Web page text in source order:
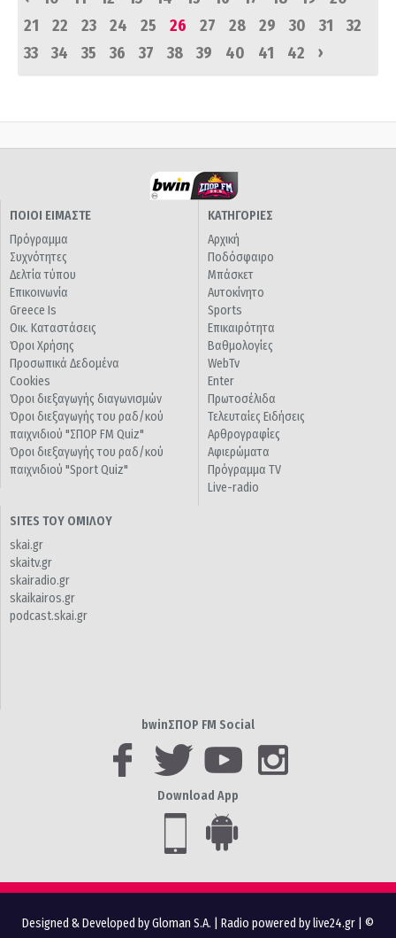
21
22 23 24 25 26 27 28 29 30 31
32
33
34 35 36 37 38 39 40 41 42 ›
ΠΟΙΟΙ ΕΙΜΑΣΤΕ
Πρόγραμμα
Συχνότητες
Δελτία τύπου
Επικοινωνία
Greece Is
Οικ. Καταστάσεις
Όροι Χρήσης
Προσωπικά Δεδομένα
Cookies
Όροι διεξαγωγής διαγωνισμών
Όροι διεξαγωγής του ραδ/κού
παιχνιδιού "ΣΠΟΡ FM Quiz"
Όροι διεξαγωγής του ραδ/κού
παιχνιδιού "Sport Quiz"
ΚΑΤΗΓΟΡΙΕΣ
Αρχική
Ποδόσφαιρο
Μπάσκετ
Αυτοκίνητο
Sports
Επικαιρότητα
Βαθμολογίες
WebTv
Enter
Πρωτοσέλιδα
Τελευταίες Ειδήσεις
Αρθρογραφίες
Αφιερώματα
Πρόγραμμα TV
Live-radio
SITES ΤΟΥ ΟΜΙΛΟΥ
skai.gr
skaitv.gr
skairadio.gr
skaikairos.gr
podcast.skai.gr
bwinΣΠΟΡ FM Social
Download App
Designed & Developed by Gloman S.A. Radio powered by live24.gr | ©